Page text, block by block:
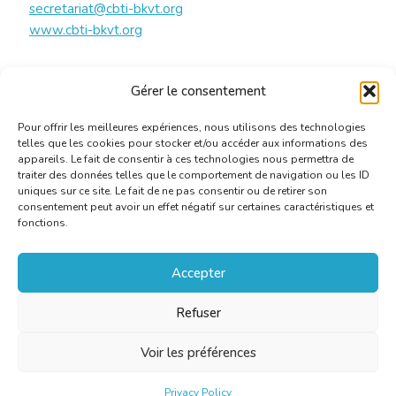
Gérer le consentement
Pour offrir les meilleures expériences, nous utilisons des technologies
telles que les cookies pour stocker et/ou accéder aux informations des
appareils. Le fait de consentir à ces technologies nous permettra de
traiter des données telles que le comportement de navigation ou les ID
uniques sur ce site. Le fait de ne pas consentir ou de retirer son
consentement peut avoir un effet négatif sur certaines caractéristiques et
fonctions.
Accepter
Refuser
Voir les préférences
Privacy Policy
secretariat@cbti-bkvt.org
www.cbti-bkvt.org
president@cbti-bkvt.org